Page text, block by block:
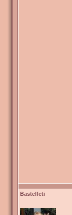
Bastelfeti